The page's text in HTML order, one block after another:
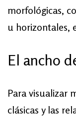
morfológicas,
u horizontales,
El ancho
Para visualizar
clásicas y las